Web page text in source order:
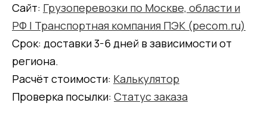
Сайт: Грузоперевозки по Москве, области и
РФ | Транспортная компания ПЭК (pecom.ru)
Срок: доставки 3-6 дней в зависимости от
региона.
Расчёт стоимости: Калькулятор
Проверка посылки: Статус заказа